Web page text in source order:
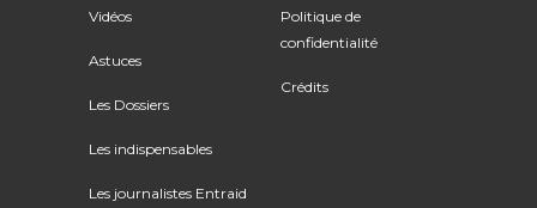
Vidéos
Astuces
Les Dossiers
Les indispensables
Les journalistes Entraid
Politique de
confidentialité
Crédits